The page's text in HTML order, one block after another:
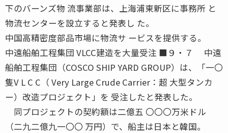
下のバーンズ物 流事業部は、上海浦東新区に事務所 と
物流センターを設立すると発表し た。
中国高精密度部品市場に物流サ ービスを提供する。
中遠船舶工程集団 VLCC建造を大量受注 ■９・７ 中遠
船舶工程集団（COSCO SHIP YARD GROUP）は、「一〇
隻V L C C（ Very Large Crude Carrier：超 大型タンカ
ー）改造プロジェクト」を 受注したと発表した。
同プロジェクトの契約額は二億五 〇〇〇万米ドル
（二九二億九一〇〇 万円）で、船主は日本と韓国。